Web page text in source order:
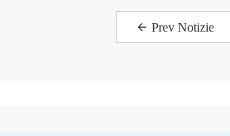
Prev Notizie